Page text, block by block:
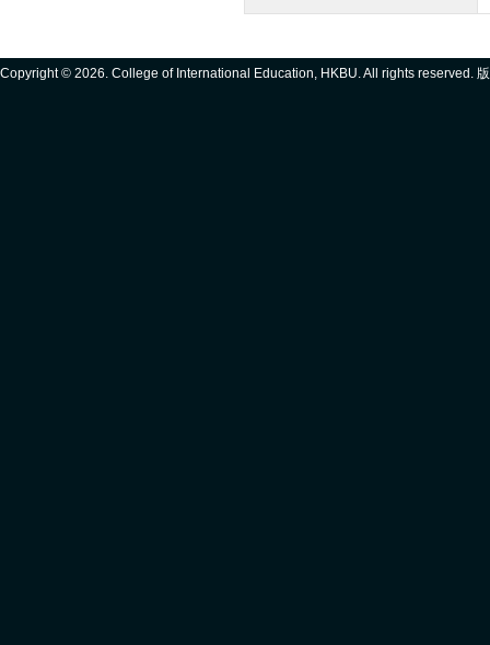
Copyright © 2026. College of International Education, HKBU. All rights reserved.